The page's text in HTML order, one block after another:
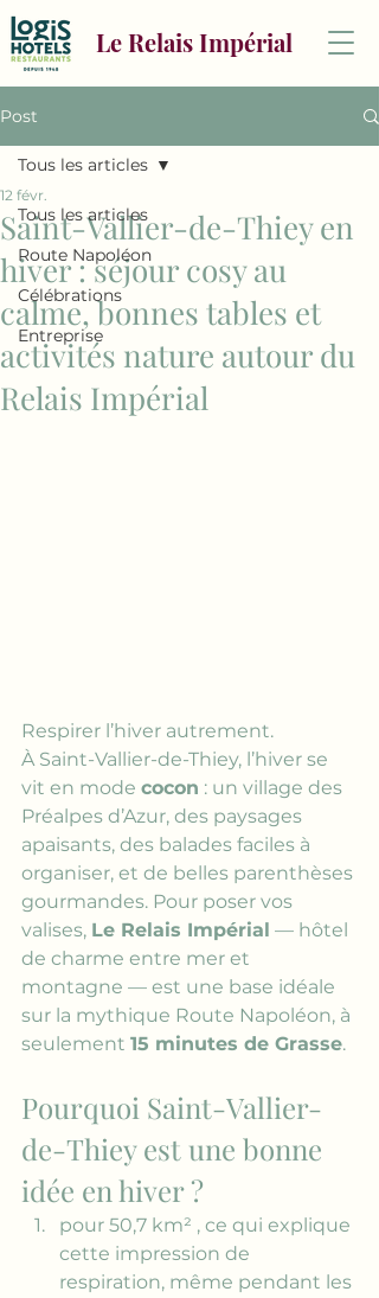
Le Relais Impérial
Post
Tous les articles
Route Napoléon
Célébrations
Entreprise
Tous les articles
Saint-Vallier-de-Thiey en
hiver : séjour cosy au
calme, bonnes tables et
activités nature autour du
Relais Impérial
12 févr.
Respirer l’hiver autrement.
À Saint-Vallier-de-Thiey, l’hiver se
vit en mode cocon : un village des
Préalpes d’Azur, des paysages
apaisants, des balades faciles à
organiser, et de belles parenthèses
gourmandes. Pour poser vos
valises, Le Relais Impérial — hôtel
de charme entre mer et
montagne — est une base idéale
sur la mythique Route Napoléon, à
seulement 15 minutes de Grasse.
Pourquoi Saint-Vallier-
de-Thiey est une bonne
idée en hiver ?
pour 50,7 km² , ce qui explique
cette impression de
respiration, même pendant les